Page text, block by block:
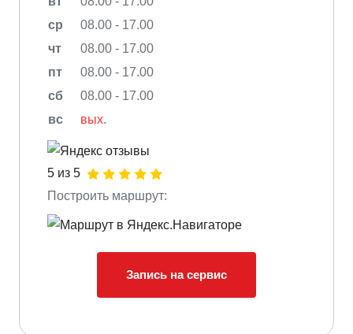
ср
08.00 - 17.00
чт
08.00 - 17.00
пт
08.00 - 17.00
сб
08.00 - 17.00
вс
вых.
5 из 5
Построить маршрут:
Запись на сервис